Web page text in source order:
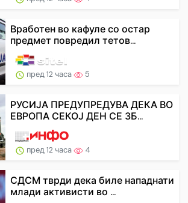
Вработен во кафуле со остар
предмет повредил тетов...
пред 12 часа 5
РУСИЈА ПРЕДУПРЕДУВА ДЕКА ВО
ЕВРОПА СЕКОЈ ДЕН СЕ ЗБ...
пред 12 часа 4
СДСМ тврди дека биле нападнати
млади активисти во ...